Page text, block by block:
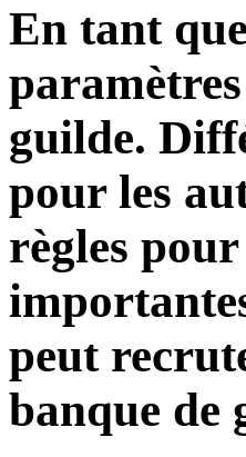
En tant
guilde.
pour les
règles
peut
banque de